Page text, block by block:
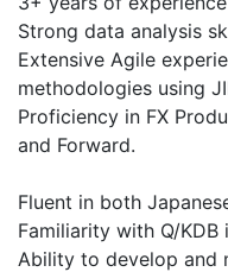
Strong data analysis
Extensive Agile
methodologies using
Proficiency in FX
and Forward.
Fluent in both
Familiarity with Q/
Ability to develop and